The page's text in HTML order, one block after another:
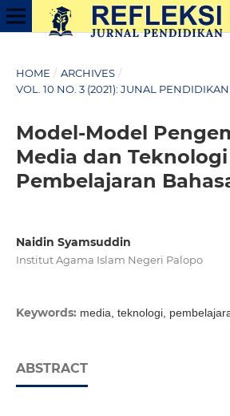
HOME / ARCHIVES /
VOL. 10 NO. 3 (2021): JUNAL
Model-Model
Media dan Teknologi
Pembelajaran
Naidin Syamsuddin
Institut Agama Islam Negeri Palopo
Keywords: media, teknologi,
ABSTRACT